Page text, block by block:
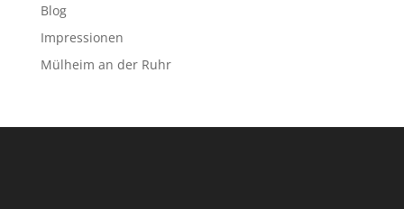
Blog
Impressionen
Mülheim an der Ruhr